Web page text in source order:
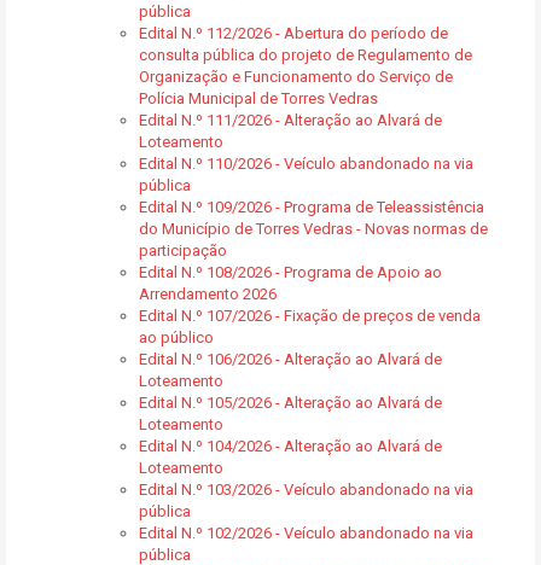
pública
Edital N.º 112/2026 - Abertura do período de
consulta pública do projeto de Regulamento de
Organização e Funcionamento do Serviço de
Polícia Municipal de Torres Vedras
Edital N.º 111/2026 - Alteração ao Alvará de
Loteamento
Edital N.º 110/2026 - Veículo abandonado na via
pública
Edital N.º 109/2026 - Programa de Teleassistência
do Município de Torres Vedras - Novas normas de
participação
Edital N.º 108/2026 - Programa de Apoio ao
Arrendamento 2026
Edital N.º 107/2026 - Fixação de preços de venda
ao público
Edital N.º 106/2026 - Alteração ao Alvará de
Loteamento
Edital N.º 105/2026 - Alteração ao Alvará de
Loteamento
Edital N.º 104/2026 - Alteração ao Alvará de
Loteamento
Edital N.º 103/2026 - Veículo abandonado na via
pública
Edital N.º 102/2026 - Veículo abandonado na via
pública